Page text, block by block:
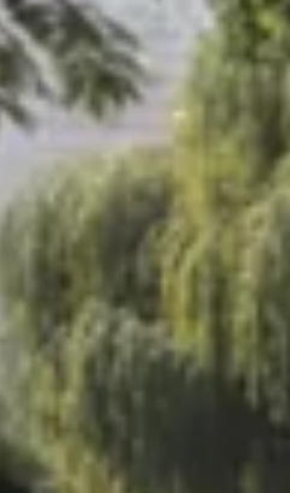
XTL
degli airbag
flotte
ID.
rete di telefonia mobile 2G/3G
Volkswagen
dei veicoli